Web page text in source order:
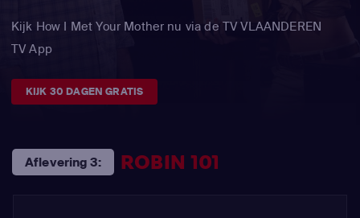
Kijk How I Met Your Mother nu via de TV VLAANDEREN
TV App
KIJK 30 DAGEN GRATIS
Aflevering 3: ROBIN 101